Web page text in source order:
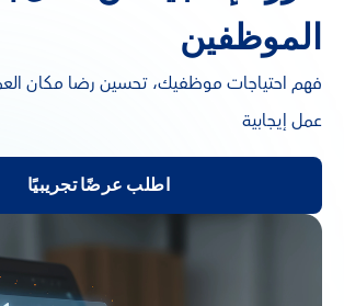
الموظفين
فهم احتياجات موظفيك، تحسين رضا مكان
عمل إيجابية
اطلب عرضًا تجريبيًا